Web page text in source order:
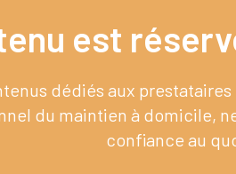
est
dédiés aux
du maintien à domicile,
confiance au